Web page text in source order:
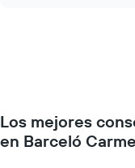
muestra
1
eje
que
se
Los mejores
en Barceló